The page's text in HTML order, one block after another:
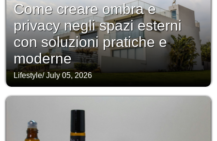
Come creare ombra e
privacy negli spazi esterni
con soluzioni pratiche e
moderne
Lifestyle/July 05, 2026